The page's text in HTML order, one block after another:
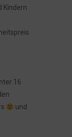
Kindern
16
und